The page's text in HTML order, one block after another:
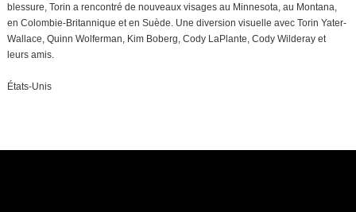
blessure, Torin a rencontré de nouveaux visages au Minnesota, au Montana,
en Colombie-Britannique et en Suède. Une diversion visuelle avec Torin Yater-
Wallace, Quinn Wolferman, Kim Boberg, Cody LaPlante, Cody Wilderay et
leurs amis.
États-Unis